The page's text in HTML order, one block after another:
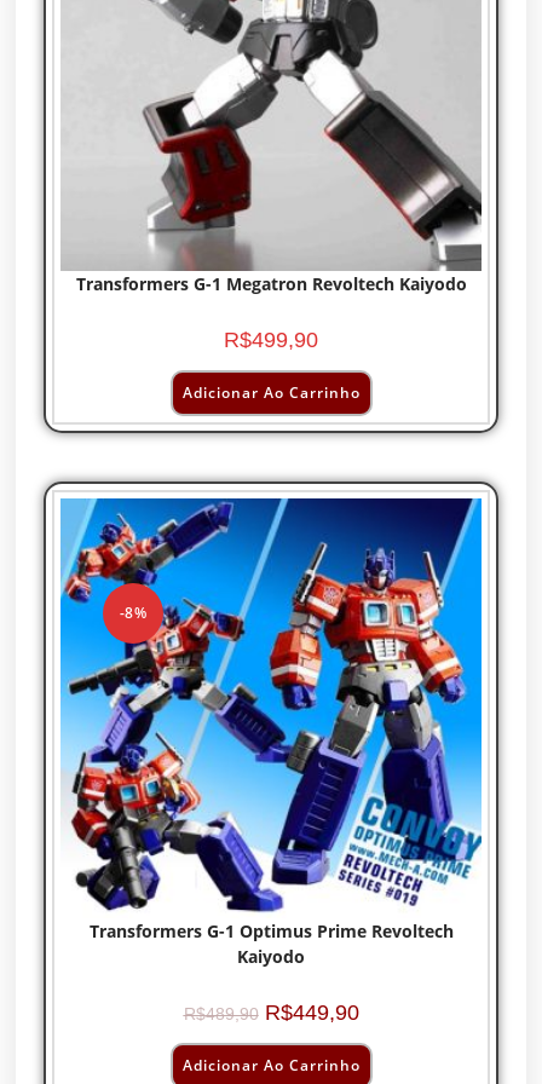
Transformers G-1 Megatron Revoltech Kaiyodo
R$499,90
Adicionar Ao Carrinho
-8%
Transformers G-1 Optimus Prime Revoltech
Kaiyodo
R$489,90 R$449,90
Adicionar Ao Carrinho